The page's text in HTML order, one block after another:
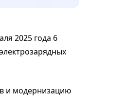
2025 года 6
и модернизацию